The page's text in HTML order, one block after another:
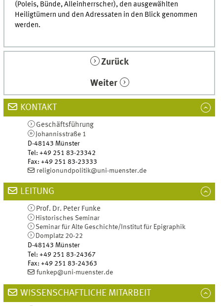
(Poleis, Bünde, Alleinherrscher), den ausgewählten
Heiligtümern und den Adressaten in den Blick genommen
werden.
Zurück
Weiter
KONTAKT
Geschäftsführung
Johannisstraße 1
D-48143 Münster
Tel:+49 251 83-23342
Fax:+49 251 83-23333
religionundpolitik@uni-muenster.de
LEITUNG
Prof. Dr. Peter Funke
Historisches Seminar
Seminar für Alte Geschichte/Institut für Epigraphik
Domplatz 20-22
D-48143 Münster
Tel:+49 251 83-24367
Fax:+49 251 83-24363
funkep@uni-muenster.de
WISSENSCHAFTLICHE MITARBEIT